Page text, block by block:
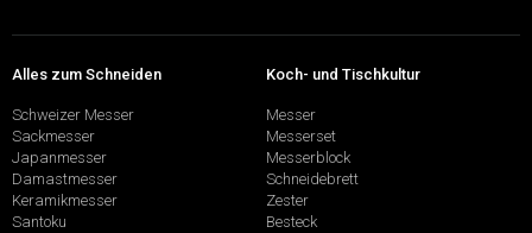
Alles zum Schneiden
Schweizer Messer
Sackmesser
Japanmesser
Damastmesser
Keramikmesser
Santoku
Koch- und Tischkultur
Messer
Messerset
Messerblock
Schneidebrett
Zester
Besteck